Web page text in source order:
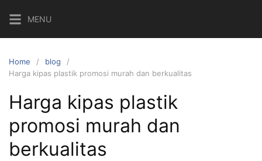
content
MENU
Home
blog
Harga kipas plastik promosi murah dan berkualitas
Harga kipas plastik
promosi murah dan
berkualitas